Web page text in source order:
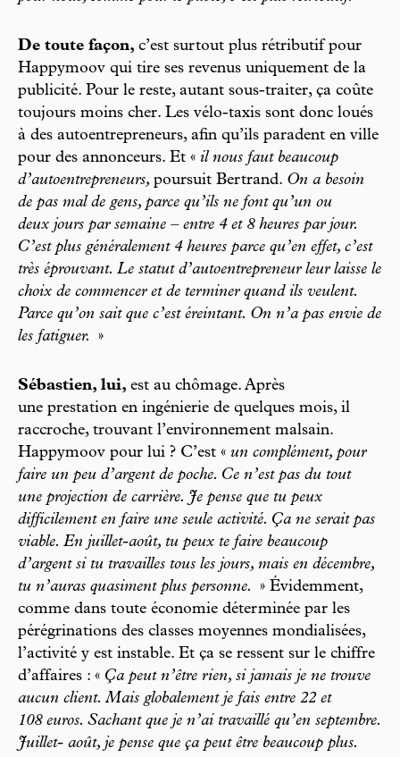
De toute façon, c’est surtout plus rétributif pour
Happymoov qui tire ses revenus uniquement de la
publicité. Pour le reste, autant sous-traiter, ça coûte
toujours moins cher. Les vélo-taxis sont donc loués
à des autoentrepreneurs, afin qu’ils paradent en ville
pour des annonceurs. Et « il nous faut beaucoup
d’autoentrepreneurs, poursuit Bertrand. On a besoin
de pas mal de gens, parce qu’ils ne font qu’un ou
deux jours par semaine – entre 4 et 8 heures par jour.
C’est plus généralement 4 heures parce qu’en effet, c’est
très éprouvant. Le statut d’autoentrepreneur leur laisse le
choix de commencer et de terminer quand ils veulent.
Parce qu’on sait que c’est éreintant. On n’a pas envie de
les fatiguer.
»
Sébastien, lui, est au chômage. Après
une prestation en ingénierie de quelques mois, il
raccroche, trouvant l’environnement malsain.
Happymoov pour lui ? C’est « un complément, pour
faire un peu d’argent de poche. Ce n’est pas du tout
une projection de carrière. Je pense que tu peux
difficilement en faire une seule activité. Ça ne serait pas
viable. En juillet-août, tu peux te faire beaucoup
d’argent si tu travailles tous les jours, mais en décembre,
tu n’auras quasiment plus personne.
» Évidemment,
comme dans toute économie déterminée par les
pérégrinations des classes moyennes mondialisées,
l’activité y est instable. Et ça se ressent sur le chiffre
d’affaires : « Ça peut n’être rien, si jamais je ne trouve
aucun client. Mais globalement je fais entre 22 et
108 euros. Sachant que je n’ai travaillé qu’en septembre.
Juillet- août, je pense que ça peut être beaucoup plus.